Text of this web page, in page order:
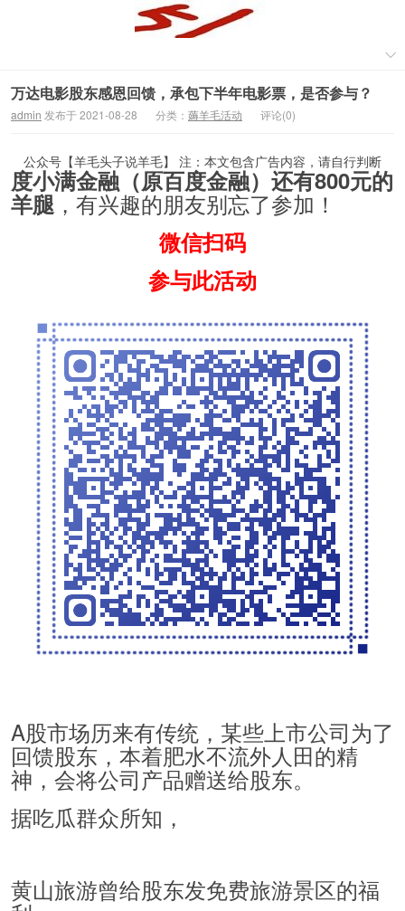
万达电影股东感恩回馈，承包下半年电影票，是否参与？
admin 发布于 2021-08-28 分类： 薅羊毛活动 评论(0)
公众号【羊毛头子说羊毛】 注：本文包含广告内容，请自行判断
度小满金融（原百度金融）还有800元的
羊腿，有兴趣的朋友别忘了参加！
微信扫码
参与此活动
A股市场历来有传统，某些上市公司为了
回馈股东，本着肥水不流外人田的精
神，会将公司产品赠送给股东。
据吃瓜群众所知，
黄山旅游曾给股东发免费旅游景区的福